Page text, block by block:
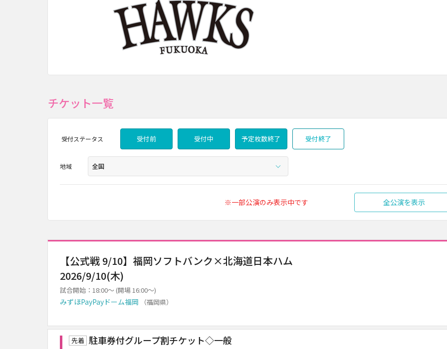
チケット一覧
受付ステータス 受付前 受付中 予定枚数終了 受付終了
地域
※一部公演のみ表示中です 全公演を表示
【公式戦 9/10】福岡ソフトバンク×北海道日本ハム
2026/9/10(木)
試合開始：18:00～ (開場 16:00～)
みずほPayPayドーム福岡 （福岡県）
先着 駐車券付グループ割チケット◇一般